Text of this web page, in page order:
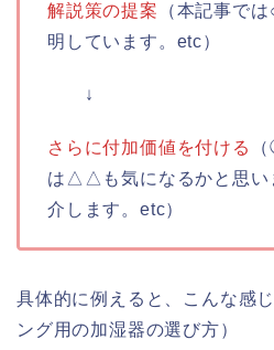
解説策の提案
（本記事で
明しています。etc）
↓
さらに付加価値を付ける
は△△も気になるかと思い
介します。etc）
具体的に例えると、こんな感
ング用の加湿器の選び方）